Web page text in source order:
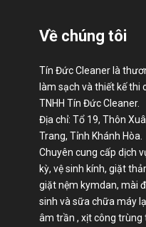
Về chúng tôi
Tín Đức Cleaner là
làm sạch và thiết kế thi
TNHH Tín Đức Cleaner.
Địa chỉ: Tổ 19, Thôn
Trang, Tỉnh Khánh Hòa.
Chuyên cung cấp dịch
kỳ, vệ sinh kính, giặt
giặt nệm kymdan, mài
sinh và sữa chữa máy
âm trần , xịt công trùng